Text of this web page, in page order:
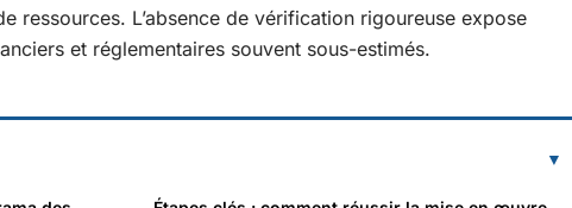
ressources. L’absence de vérification rigoureuse expose
et réglementaires souvent sous-estimés.